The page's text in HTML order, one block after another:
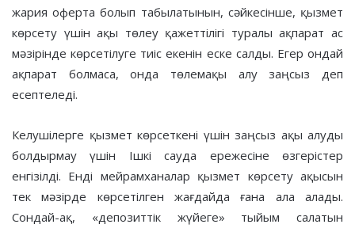
жария оферта болып табылатынын, сәйкесінше, қызмет
көрсету үшін ақы төлеу қажеттілігі туралы ақпарат ас
мәзірінде көрсетілуге тиіс екенін еске салды. Егер ондай
ақпарат болмаса, онда төлемақы алу заңсыз деп
есептеледі.
Келушілерге қызмет көрсеткені үшін заңсыз ақы алуды
болдырмау үшін Ішкі сауда ережесіне өзгерістер
енгізілді. Енді мейрамханалар қызмет көрсету ақысын
тек мәзірде көрсетілген жағдайда ғана ала алады.
Сондай-ақ, «депозиттік жүйеге» тыйым салатын